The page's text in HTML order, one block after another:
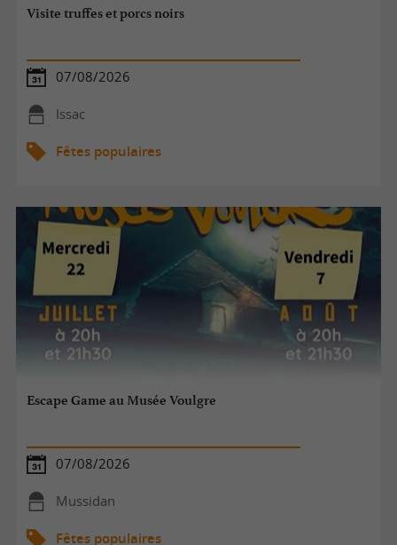
Visite truffes et porcs noirs
07/08/2026
Issac
Fêtes populaires
Escape Game au Musée Voulgre
07/08/2026
Mussidan
Fêtes populaires